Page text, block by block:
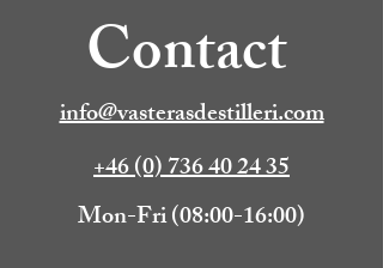
Contact
info@vasterasdestilleri.com
+46 (0) 736 40 24 35
Mon-Fri (08:00-16:00)